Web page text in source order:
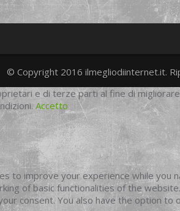
© Copyright 2016 ilmegliodiinternet.it.
e di terze parti al fine di
Accetto
to improve your experience while
of basic functionalities of the
consent. You also have the option